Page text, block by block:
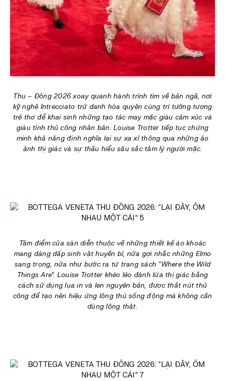
Thu – Đông 2026 xoay quanh hành trình tìm về bản ngã, nơi
kỹ nghệ Intrecciato trứ danh hòa quyện cùng trí tưởng tượng
trẻ thơ để khai sinh những tạo tác may mặc giàu cảm xúc và
giàu tính thủ công nhân bản. Louise Trotter tiếp tục chứng
minh khả năng định nghĩa lại sự xa xỉ thông qua những ảo
ảnh thị giác và sự thấu hiểu sâu sắc tâm lý người mặc.
Tâm điểm của sàn diễn thuộc về những thiết kế áo khoác
mang dáng dấp sinh vật huyền bí, nửa gợi nhắc những Elmo
sang trọng, nửa như bước ra từ trang sách “Where the Wild
Things Are”. Louise Trotter khéo léo đánh lừa thị giác bằng
cách sử dụng lụa in và len nguyên bản, được thắt nút thủ
công để tạo nên hiệu ứng lông thú sống động mà không cần
dùng lông thật.